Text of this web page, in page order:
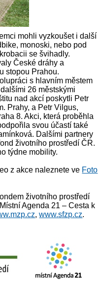
mohli vyzkoušet i další
monoski, nebo pod
se švihadly.
České dráhy a
stopou Prahou.
s hlavním městem
26 městskými
nad akcí poskytli Petr
Prahy, a Petr Vilgus,
8. Akci, která proběhla
svou účastí také
Dalšími partnery
životního prostředí ČR.
týdne mobility.
z akce naleznete ve Foto
životního prostředí
Agenda 21 – Cesta k
,www.sfzp.cz.